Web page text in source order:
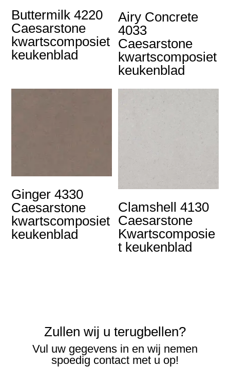
Buttermilk 4220
Caesarstone
kwartscomposiet
keukenblad
Airy Concrete
4033
Caesarstone
kwartscomposiet
keukenblad
Ginger 4330
Caesarstone
kwartscomposiet
keukenblad
Clamshell 4130
Caesarstone
Kwartscomposie
t keukenblad
Zullen wij u terugbellen?
Vul uw gegevens in en wij nemen
spoedig contact met u op!